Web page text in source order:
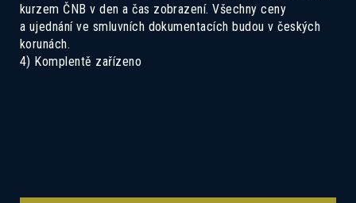
kurzem ČNB v den a čas zobrazení. Všechny ceny
a ujednání ve smluvních dokumentacích budou v českých
korunách.
4) Komplentě zařízeno